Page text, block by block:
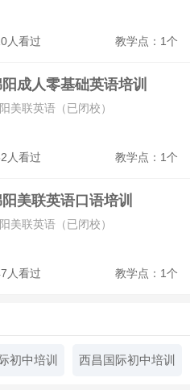
人看过 教学点：1个
成人零基础英语培训
人看过 教学点：1个
美联英语（已闭校）
美联英语口语培训
人看过 教学点：1个
美联英语（已闭校）
初中培训 西昌国际初中培训